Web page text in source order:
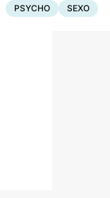
PSYCHO SEXO